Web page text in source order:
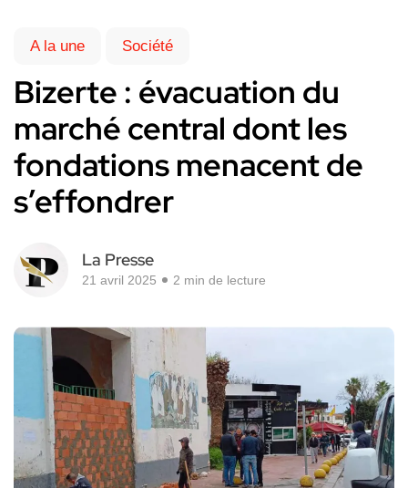
A la une Société
Bizerte : évacuation du
marché central dont les
fondations menacent de
s’effondrer
La Presse
21 avril 2025 2 min de lecture